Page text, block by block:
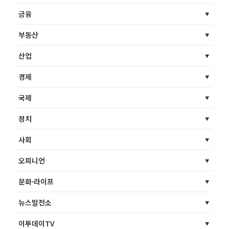
금융
부동산
산업
경제
국제
정치
사회
오피니언
문화·라이프
뉴스발전소
이투데이TV